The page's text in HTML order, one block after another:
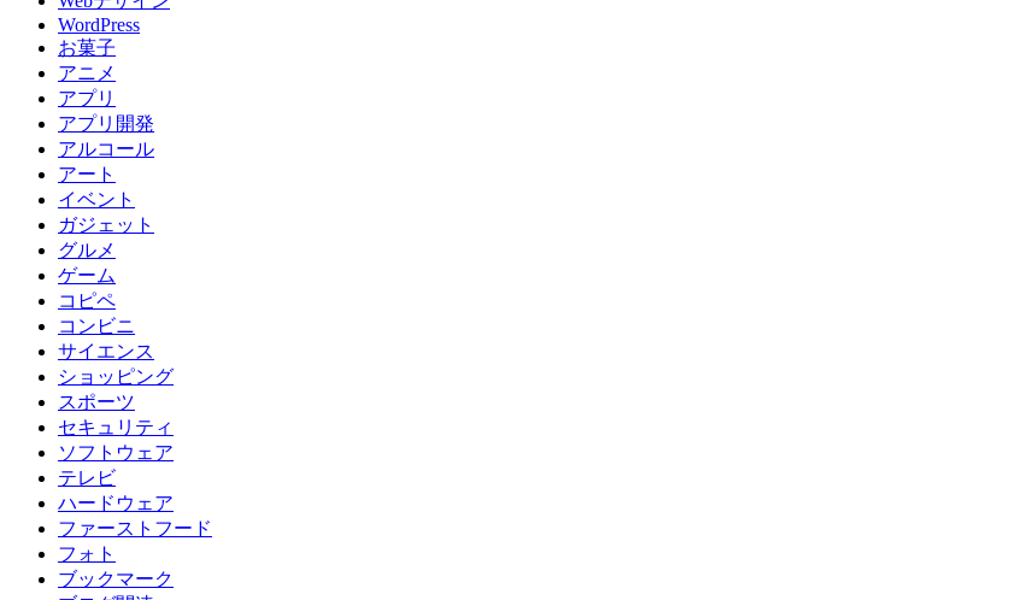
WordPress
お菓子
アニメ
アプリ
アプリ開発
アルコール
アート
イベント
ガジェット
グルメ
ゲーム
コピペ
コンビニ
サイエンス
ショッピング
スポーツ
セキュリティ
ソフトウェア
テレビ
ハードウェア
ファーストフード
フォト
ブックマーク